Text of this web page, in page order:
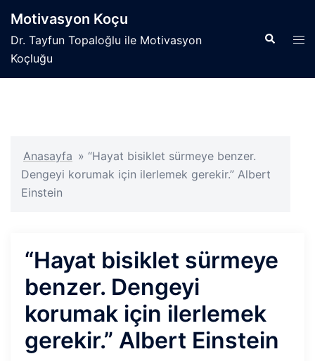
atlaMotivasyon Koçu
Dr. Tayfun Topaloğlu ile Motivasyon
Koçluğu
Search
Anasayfa » “Hayat bisiklet sürmeye benzer.
Dengeyi korumak için ilerlemek gerekir.” Albert
Einstein
“Hayat bisiklet sürmeye
benzer. Dengeyi
korumak için ilerlemek
gerekir.” Albert Einstein